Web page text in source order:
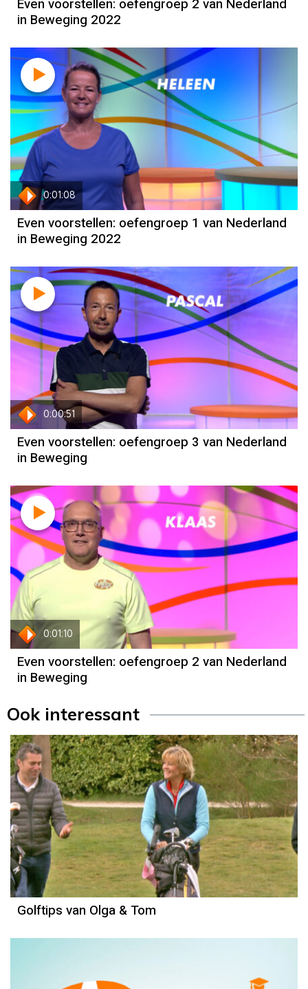
Even voorstellen: oefengroep 2 van Nederland
in Beweging 2022
0:01:08
Even voorstellen: oefengroep 1 van Nederland
in Beweging 2022
0:00:51
Even voorstellen: oefengroep 3 van Nederland
in Beweging
0:01:10
Even voorstellen: oefengroep 2 van Nederland
in Beweging
Ook interessant
Golftips van Olga & Tom